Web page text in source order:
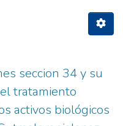
seccion 34 y su
tratamiento
activos biológicos